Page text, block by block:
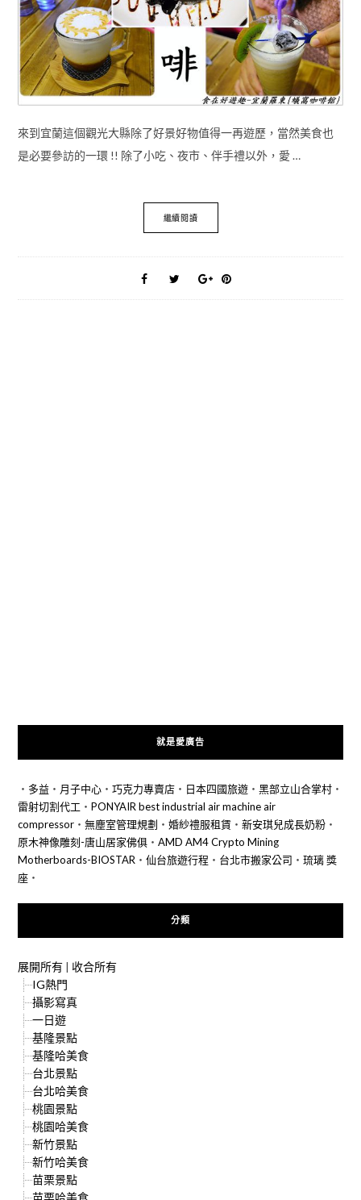
來到宜蘭這個觀光大縣除了好景好物值得一再遊歷，當然美食也
是必要參訪的一環 !! 除了小吃、夜市、伴手禮以外，愛 …
繼續閱讀
就是愛廣告
‧ 多益‧ 月子中心‧ 巧克力專賣店‧ 日本四國旅遊‧ 黑部立山合掌村‧
雷射切割代工 ‧ PONYAIR best industrial air machine air
compressor‧ 無塵室管理規劃 ‧ 婚紗禮服租賃‧ 新安琪兒成長奶粉‧
原木神像雕刻-唐山居家佛俱‧ AMD AM4 Crypto Mining
Motherboards-BIOSTAR ‧ 仙台旅遊行程 ‧ 台北市搬家公司 ‧ 琉璃 獎
座‧
分類
展開所有| 收合所有
IG熱門
攝影寫真
一日遊
基隆景點
基隆哈美食
台北景點
台北哈美食
桃園景點
桃園哈美食
新竹景點
新竹哈美食
苗栗景點
苗栗哈美食